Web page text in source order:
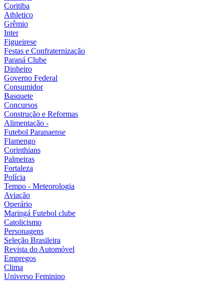
Coritiba
Athletico
Grêmio
Inter
Figueirese
Festas e Confraternização
Paraná Clube
Dinheiro
Governo Federal
Consumidor
Basquete
Concursos
Construção e Reformas
Alimentação -
Futebol Paranaense
Flamengo
Corinthians
Palmeiras
Fortaleza
Polícia
Tempo - Meteorologia
Aviação
Operário
Maringá Futebol clube
Catolicismo
Personagens
Seleção Brasileira
Revista do Automóvel
Empregos
Clima
Universo Feminino